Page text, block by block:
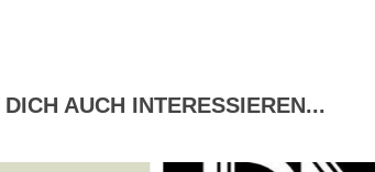
AUCH INTERESSIEREN...